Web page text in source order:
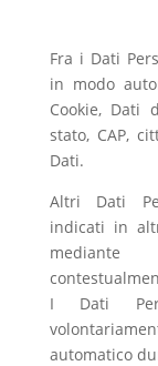
Fra i Dati
in modo
Cookie, Dati
stato, CAP,
Dati.
Altri Dati
indicati in
mediante
I Dati
automatico